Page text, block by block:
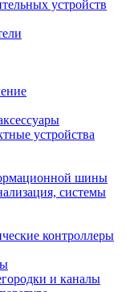
устройств
устройства
шины
системы
контроллеры
и каналы